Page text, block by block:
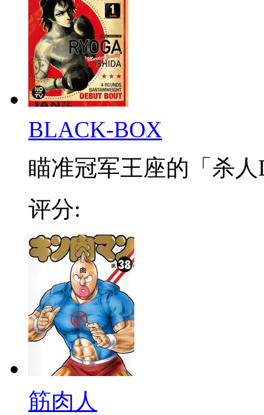
BLACK-BOX
瞄准冠军王座的「杀
评分:
筋肉人